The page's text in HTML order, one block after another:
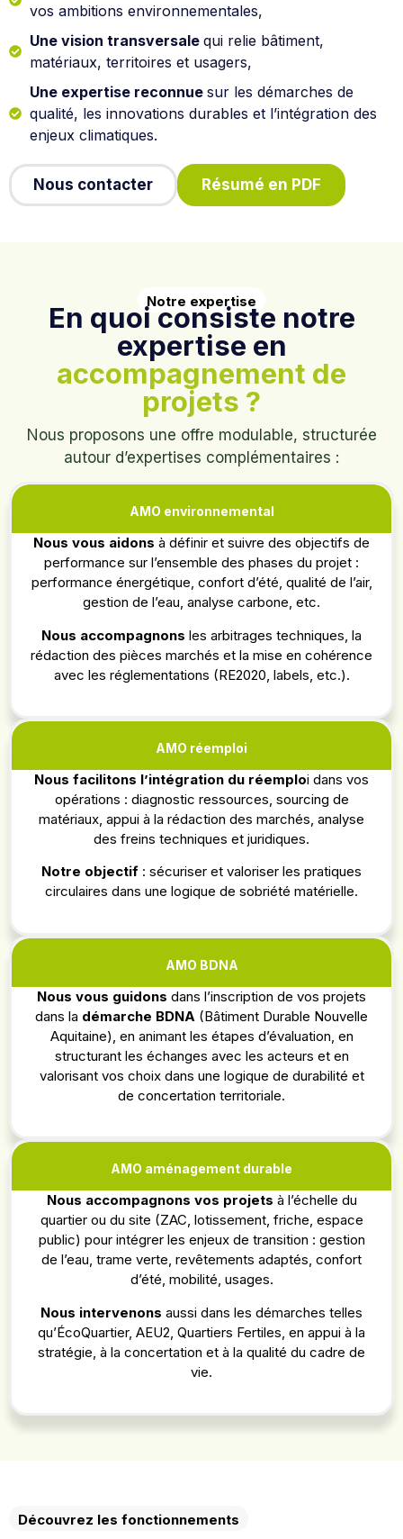
vos ambitions environnementales,
Une vision transversale qui relie bâtiment,
matériaux, territoires et usagers,
Une expertise reconnue sur les démarches de
qualité, les innovations durables et l’intégration des
enjeux climatiques.
Nous contacter Résumé en PDF
Notre expertise
En quoi consiste notre
expertise en
accompagnement de
projets ?
Nous proposons une offre modulable, structurée
autour d’expertises complémentaires :
AMO environnemental
Nous vous aidons à définir et suivre des objectifs de
performance sur l’ensemble des phases du projet :
performance énergétique, confort d’été, qualité de l’air,
gestion de l’eau, analyse carbone, etc.
Nous accompagnons les arbitrages techniques, la
rédaction des pièces marchés et la mise en cohérence
avec les réglementations (RE2020, labels, etc.).
AMO réemploi
Nous facilitons l’intégration du réemploi dans vos
opérations : diagnostic ressources, sourcing de
matériaux, appui à la rédaction des marchés, analyse
des freins techniques et juridiques.
Notre objectif : sécuriser et valoriser les pratiques
circulaires dans une logique de sobriété matérielle.
AMO BDNA
Nous vous guidons dans l’inscription de vos projets
dans la démarche BDNA (Bâtiment Durable Nouvelle
Aquitaine), en animant les étapes d’évaluation, en
structurant les échanges avec les acteurs et en
valorisant vos choix dans une logique de durabilité et
de concertation territoriale.
AMO aménagement durable
Nous accompagnons vos projets à l’échelle du
quartier ou du site (ZAC, lotissement, friche, espace
public) pour intégrer les enjeux de transition : gestion
de l’eau, trame verte, revêtements adaptés, confort
d’été, mobilité, usages.
Nous intervenons aussi dans les démarches telles
qu’ÉcoQuartier, AEU2, Quartiers Fertiles, en appui à la
stratégie, à la concertation et à la qualité du cadre de
vie.
Découvrez les fonctionnements